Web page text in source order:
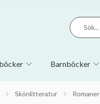
Barnböcker
Skönlitteratur Romaner